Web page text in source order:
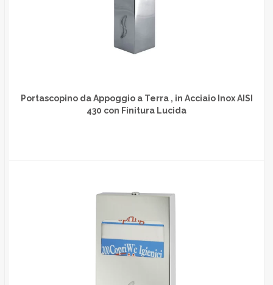
Portascopino da Appoggio a Terra , in Acciaio Inox AISI
430 con Finitura Lucida